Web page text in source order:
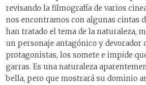
revisando la filmografía de varios
nos encontramos con algunas cintas
han tratado el tema de la naturaleza,
un personaje antagónico y devorador
protagonistas, los somete e impide
garras. Es una naturaleza
bella, pero que mostrará su dominio